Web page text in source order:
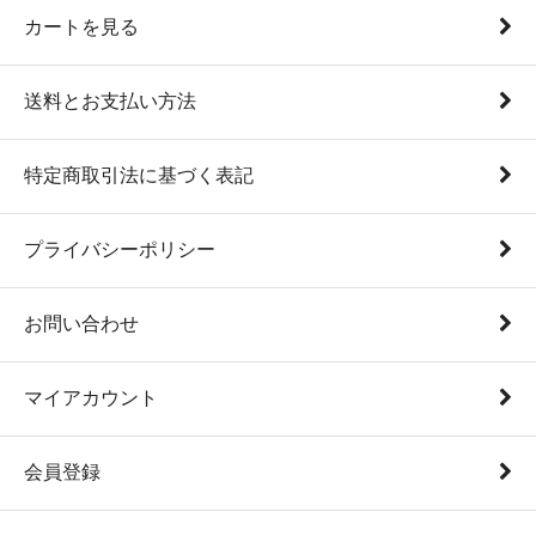
カートを見る
送料とお支払い方法
特定商取引法に基づく表記
プライバシーポリシー
お問い合わせ
マイアカウント
会員登録